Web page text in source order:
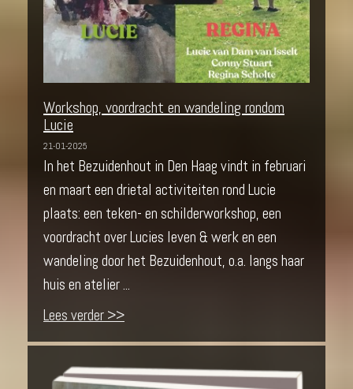
Workshop, voordracht en wandeling rondom
Lucie
21-01-2025
In het Bezuidenhout in Den Haag vindt in februari
en maart een drietal activiteiten rond Lucie
plaats: een teken- en schilderworkshop, een
voordracht over Lucies leven & werk en een
wandeling door het Bezuidenhout, o.a. langs haar
huis en atelier ...
Lees verder >>